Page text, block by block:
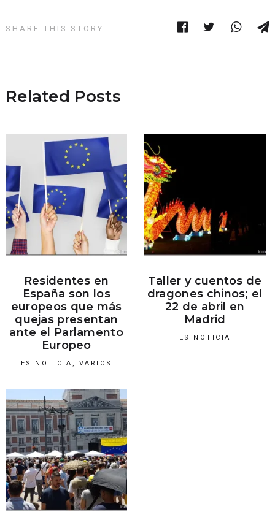
SHARE THIS STORY
Related Posts
Residentes en
España son los
europeos que más
quejas presentan
ante el Parlamento
Europeo
ES NOTICIA , VARIOS
Taller y cuentos de
dragones chinos; el
22 de abril en
Madrid
ES NOTICIA